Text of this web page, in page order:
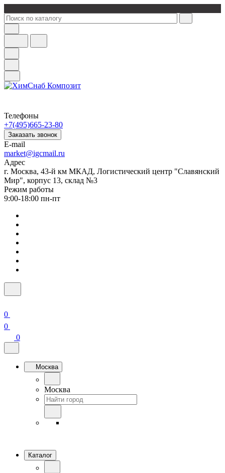
Телефоны
+7(495)665-23-80
Заказать звонок
E-mail
market@igcmail.ru
Адрес
г. Москва, 43-й км МКАД, Логистический центр "Славянский
Мир", корпус 13, склад №3
Режим работы
9:00-18:00 пн-пт
0
0
0
Москва
Москва
Каталог